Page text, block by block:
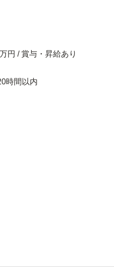
円 / 賞与・昇給あり
時間以内